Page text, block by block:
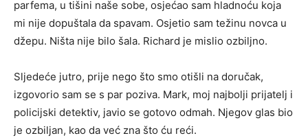
parfema, u tišini naše sobe, osjećao sam hladnoću koja
mi nije dopuštala da spavam. Osjetio sam težinu novca u
džepu. Ništa nije bilo šala. Richard je mislio ozbiljno.
Sljedeće jutro, prije nego što smo otišli na doručak,
izgovorio sam se s par poziva. Mark, moj najbolji prijatelj i
policijski detektiv, javio se gotovo odmah. Njegov glas bio
je ozbiljan, kao da već zna što ću reći.